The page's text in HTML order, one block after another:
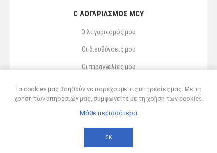
Ο ΛΟΓΑΡΙΑΣΜΌΣ ΜΟΥ
Ο λογαριασμός μου
Οι διευθύνσεις μου
Οι παραγγελίες μου
© 2026 Δ ΚΥΡΣΑΝΙΔΗΣ ΚΑΙ ΥΙΟΣ ΟΕ
Τα cookies μας βοηθούν να παρέχουμε τις υπηρεσίες μας. Με τη
χρήση των υπηρεσιών μας, συμφωνείτε με τη χρήση των cookies.
Μάθε περισσότερα
ΟΚ